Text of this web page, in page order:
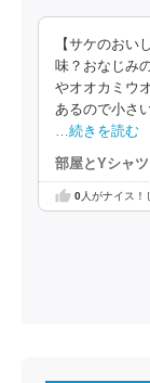
【サケのおい
味？おなじみ
やオオカミウ
あるので小さ
…続きを読む
部屋とYシャ
0人がナイス！